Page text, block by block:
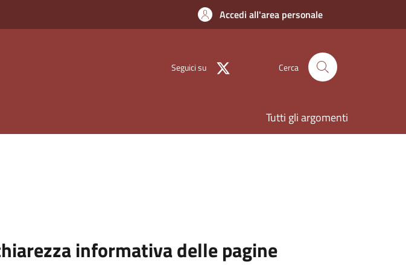
Accedi all'area personale
Seguici su Cerca
Tutti gli argomenti
informativa delle pagine